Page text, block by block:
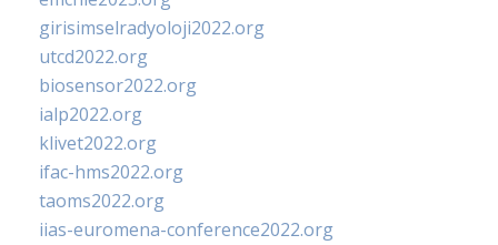
girisimselradyoloji2022.org
utcd2022.org
biosensor2022.org
ialp2022.org
klivet2022.org
ifac-hms2022.org
taoms2022.org
iias-euromena-conference2022.org